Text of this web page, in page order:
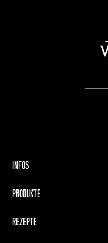
INFOS
PRODUKTE
REZEPTE